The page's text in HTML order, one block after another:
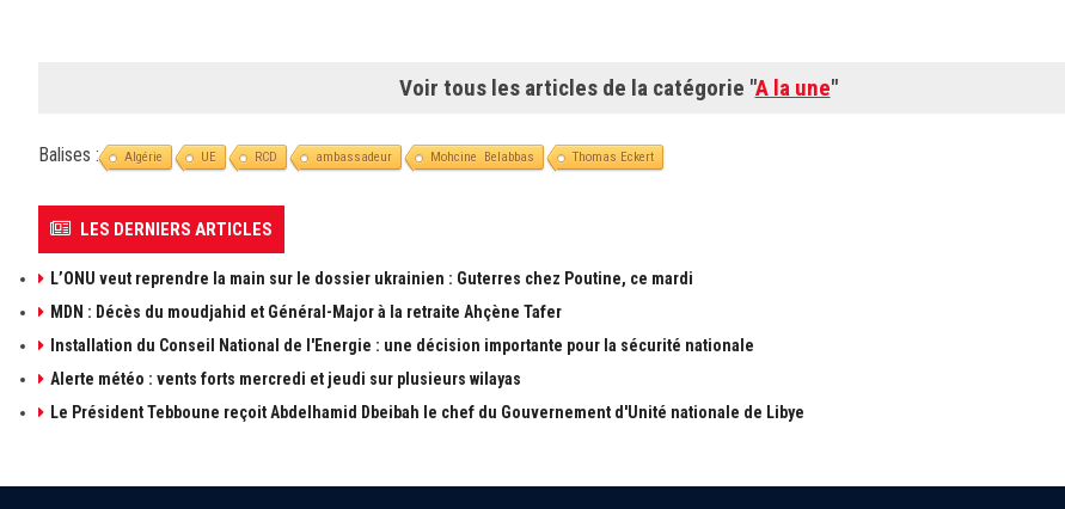
Voir tous les articles de la catégorie "A la une"
Balises : Algérie UE RCD ambassadeur Mohcine Belabbas Thomas Eckert
LES DERNIERS ARTICLES
L’ONU veut reprendre la main sur le dossier ukrainien : Guterres chez Poutine, ce mardi
MDN : Décès du moudjahid et Général-Major à la retraite Ahçène Tafer
Installation du Conseil National de l'Energie : une décision importante pour la sécurité nationale
Alerte météo : vents forts mercredi et jeudi sur plusieurs wilayas
Le Président Tebboune reçoit Abdelhamid Dbeibah le chef du Gouvernement d'Unité nationale de Libye